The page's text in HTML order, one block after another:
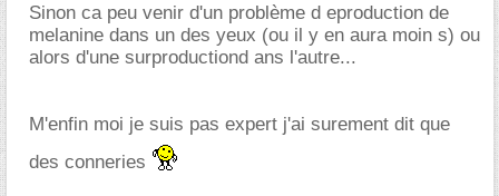
Sinon ca peu venir d'un problème d eproduction de
melanine dans un des yeux (ou il y en aura moin s) ou
alors d'une surproductiond ans l'autre...
M'enfin moi je suis pas expert j'ai surement dit que
des conneries